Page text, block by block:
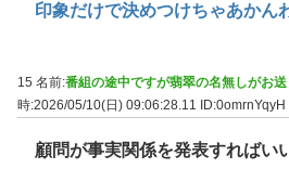
印象だけで決めつけちゃあかん
15 名前:番組の途中ですが翡翠の名無しがお
時:2026/05/10(日) 09:06:28.11 ID:0omrnYqyH
顧問が事実関係を発表すればい